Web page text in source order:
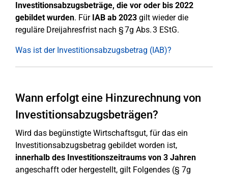
Investitionsabzugsbeträge, die vor oder bis 2022
gebildet wurden. Für IAB ab 2023 gilt wieder die
reguläre Dreijahresfrist nach § 7g Abs. 3 EStG.
Was ist der Investitionsabzugsbetrag (IAB)?
Wann erfolgt eine Hinzurechnung von
Investitionsabzugsbeträgen?
Wird das begünstigte Wirtschaftsgut, für das ein
Investitionsabzugsbetrag gebildet worden ist,
innerhalb des Investitionszeitraums von 3 Jahren
angeschafft oder hergestellt, gilt Folgendes (§ 7g